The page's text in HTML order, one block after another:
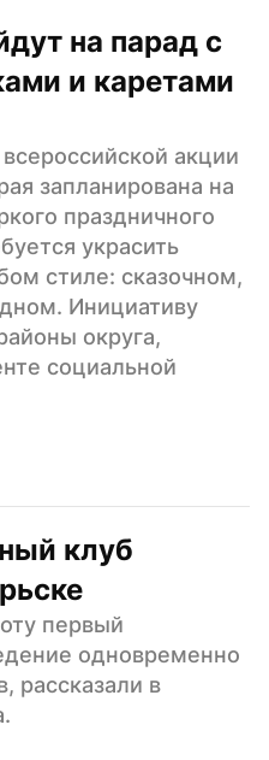
на парад с
и каретами
акции
запланирована на
праздничного
украсить
стиле: сказочном,
Инициативу
округа,
социальной
клуб
первый
одновременно
рассказали в